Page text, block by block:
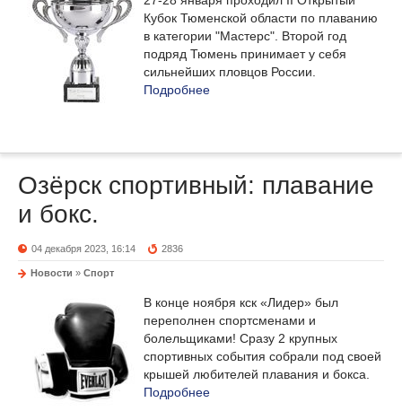
Кубок Тюменской области по плаванию
в категории "Мастерс". Второй год
подряд Тюмень принимает у себя
сильнейших пловцов России.
Подробнее
Озёрск спортивный: плавание
и бокс.
04 декабря 2023, 16:14 2836
Новости » Спорт
В конце ноября кск «Лидер» был
переполнен спортсменами и
болельщиками! Сразу 2 крупных
спортивных события собрали под своей
крышей любителей плавания и бокса.
Подробнее